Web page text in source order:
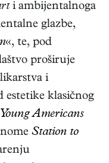
i ambijentalnoga
glazbe,
«, te, pod
proširuje
i
klasičnog
Young Americans
Station to